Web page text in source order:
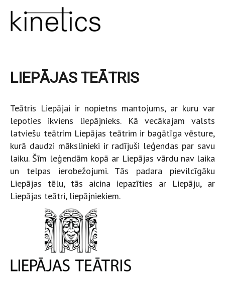
LIEPĀJAS TEĀTRIS
Teātris Liepājai ir nopietns mantojums, ar kuru var
lepoties ikviens liepājnieks. Kā vecākajam valsts
latviešu teātrim Liepājas teātrim ir bagātīga vēsture,
kurā daudzi mākslinieki ir radījuši leģendas par savu
laiku. Šīm leģendām kopā ar Liepājas vārdu nav laika
un telpas ierobežojumi. Tās padara pievilcīgāku
Liepājas tēlu, tās aicina iepazīties ar Liepāju, ar
Liepājas teātri, liepājniekiem.